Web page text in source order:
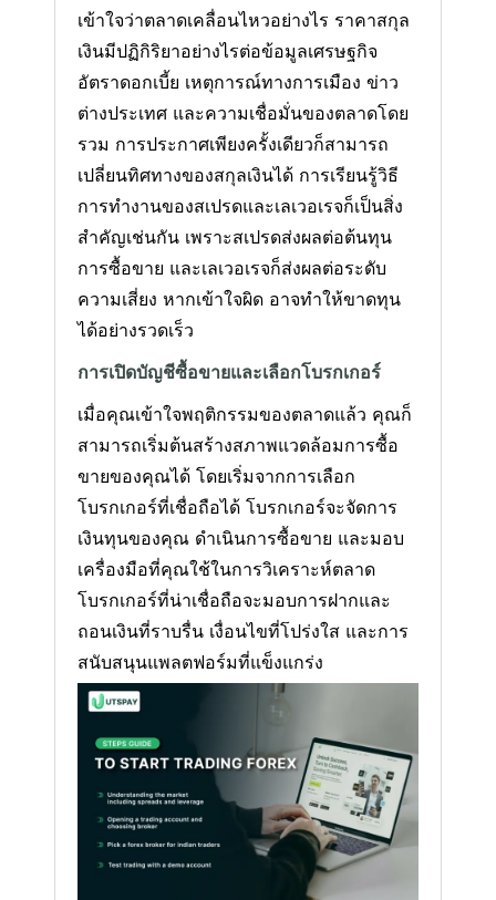
เข้าใจว่าตลาดเคลื่อนไหวอย่างไร ราคาสกุล
เงินมีปฏิกิริยาอย่างไรต่อข้อมูลเศรษฐกิจ
อัตราดอกเบี้ย เหตุการณ์ทางการเมือง ข่าว
ต่างประเทศ และความเชื่อมั่นของตลาดโดย
รวม การประกาศเพียงครั้งเดียวก็สามารถ
เปลี่ยนทิศทางของสกุลเงินได้ การเรียนรู้วิธี
การทำงานของสเปรดและเลเวอเรจก็เป็นสิ่ง
สำคัญเช่นกัน เพราะสเปรดส่งผลต่อต้นทุน
การซื้อขาย และเลเวอเรจก็ส่งผลต่อระดับ
ความเสี่ยง หากเข้าใจผิด อาจทำให้ขาดทุน
ได้อย่างรวดเร็ว
การเปิดบัญชีซื้อขายและเลือกโบรกเกอร์
เมื่อคุณเข้าใจพฤติกรรมของตลาดแล้ว คุณก็
สามารถเริ่มต้นสร้างสภาพแวดล้อมการซื้อ
ขายของคุณได้ โดยเริ่มจากการเลือก
โบรกเกอร์ที่เชื่อถือได้ โบรกเกอร์จะจัดการ
เงินทุนของคุณ ดำเนินการซื้อขาย และมอบ
เครื่องมือที่คุณใช้ในการวิเคราะห์ตลาด
โบรกเกอร์ที่น่าเชื่อถือจะมอบการฝากและ
ถอนเงินที่ราบรื่น เงื่อนไขที่โปร่งใส และการ
สนับสนุนแพลตฟอร์มที่แข็งแกร่ง